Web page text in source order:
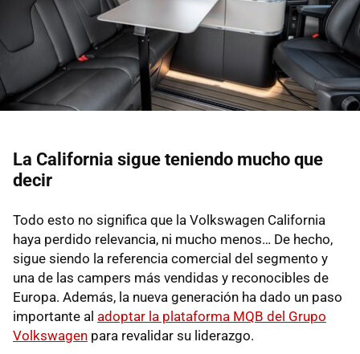
La California sigue teniendo mucho que
decir
Todo esto no significa que la Volkswagen California
haya perdido relevancia, ni mucho menos… De hecho,
sigue siendo la referencia comercial del segmento y
una de las campers más vendidas y reconocibles de
Europa. Además, la nueva generación ha dado un paso
importante al adoptar la plataforma MQB del Grupo
Volkswagen para revalidar su liderazgo.